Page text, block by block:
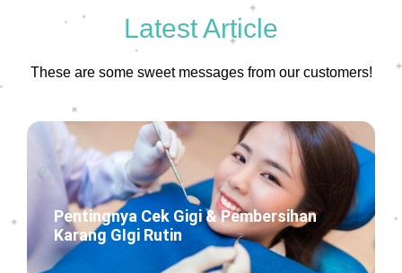
Latest Article
These are some sweet messages from our customers!
Pentingnya Cek Gigi & Pembersihan
Karang GIgi Rutin